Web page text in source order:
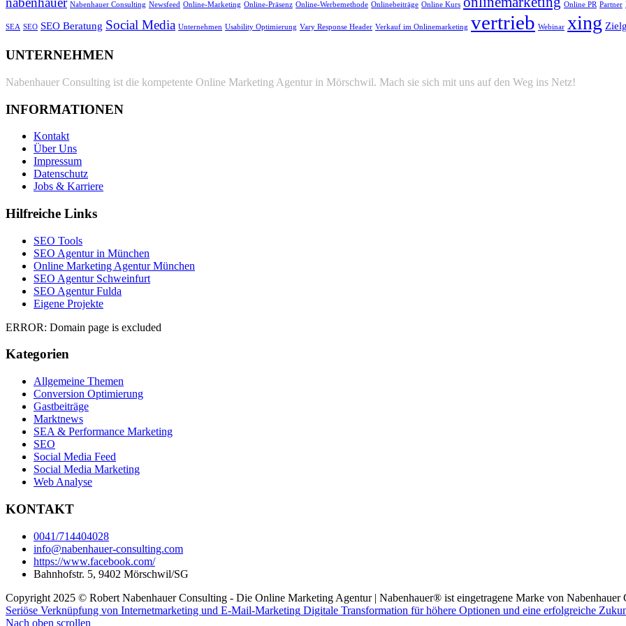
Nabenhauer Consulting Newsfeed Online-Marketing Online-Präsenz Online-Werbemethode Onlinebeiträge Online Kurs Online PR Partner
SEA SEO SEO Beratung Social Media Unternehmen Usability Optimierung Vary Response Header Verkauf im Onlinemarketing vertrieb Webinar xing
UNTERNEHMEN
Nabenhauer Consulting ist die kompetente Online Marketing Agentur in Mörschwil. Mach sie sich mit uns auf den Weg ins Netz!
INFORMATIONEN
Kontakt
Über Uns
Impressum
Datenschutz
Jobs & Karriere
Hilfreiche Links
SEO Tools
SEO Agentur in München
Online Marketing Agentur München
SEO Agentur Schweinfurt
SEO Agentur Fulda
Eigene Projekte
ERROR: Domain page is excluded
Kategorien
Allgemeine Themen
Conversion Optimierung
Gastbeiträge
Marktnews
SEA & Performance Marketing
SEO
Social Media Feed
Social Media Marketing
Web Analyse
KONTAKT
0041/714404028
info@nabenhauer-consulting.com
https://www.facebook.com/
Bahnhofstr. 5, 9402 Mörschwil/SG
Copyright 2025 © Robert Nabenhauer Consulting - Die Online Marketing Agentur | Nabenhauer® ist eingetragene Marke von Nabenhauer
Seriöse Verknüpfung von Internetmarketing und E-Mail-Marketing Digitale Transformation für höhere Optionen und eine erfolgreiche
Nach oben scrollen